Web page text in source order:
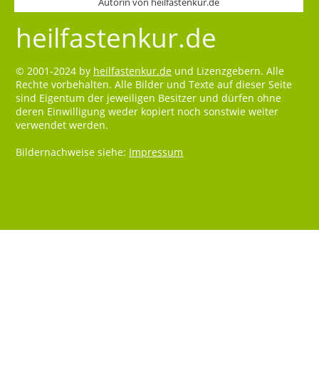
heilfastenkur.de
© 2001-2024 by heilfastenkur.de und Lizenzgebern. Alle
Rechte vorbehalten. Alle Bilder und Texte auf dieser Seite
sind Eigentum der jeweiligen Besitzer und dürfen ohne
deren Einwilligung weder kopiert noch sonstwie weiter
verwendet werden.
Bildernachweise siehe: Impressum